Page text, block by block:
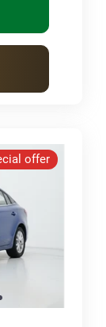
offer